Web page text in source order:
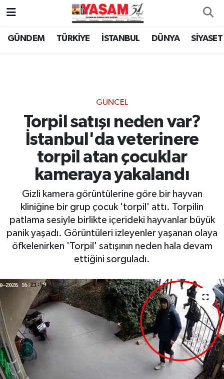
GÜNDEM TÜRKİYE İSTANBUL DÜNYA SİYASET
GÜNCEL
Torpil satışı neden var?
İstanbul'da veterinere
torpil atan çocuklar
kameraya yakalandı
Gizli kamera görüntülerine göre bir hayvan
kliniğine bir grup çocuk 'torpil' attı. Torpilin
patlama sesiyle birlikte içerideki hayvanlar büyük
panik yaşadı. Görüntüleri izleyenler yaşanan olaya
öfkelenirken 'Torpil' satışının neden hala devam
ettiğini sorguladı.